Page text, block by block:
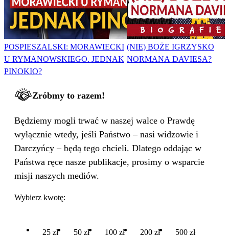
POSPIESZALSKI: MORAWIECKI
U RYMANOWSKIEGO. JEDNAK
PINOKIO?
(NIE) BOŻE IGRZYSKO
NORMANA DAVIESA?
Zróbmy to razem!
Będziemy mogli trwać w naszej walce o Prawdę
wyłącznie wtedy, jeśli Państwo – nasi widzowie i
Darczyńcy – będą tego chcieli. Dlatego oddając w
Państwa ręce nasze publikacje, prosimy o wsparcie
misji naszych mediów.
Wybierz kwotę:
25 zł 50 zł 100 zł 200 zł 500 zł